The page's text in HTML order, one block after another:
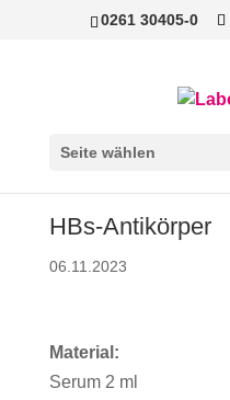
0261 30405-0
Seite wählen
HBs-Antikörper
06.11.2023
Material:
Serum 2 ml